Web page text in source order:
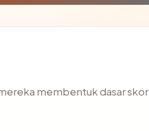
membentuk dasar skor